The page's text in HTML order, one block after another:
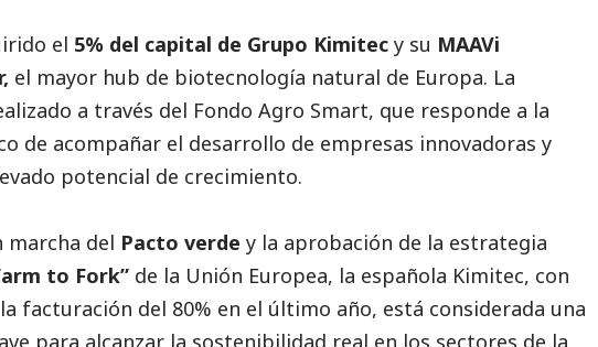
el 5% del capital de Grupo Kimitec y su MAAVi
el mayor hub de biotecnología natural de Europa. La
a través del Fondo Agro Smart, que responde a la
de acompañar el desarrollo de empresas innovadoras y
potencial de crecimiento.
marcha del Pacto verde y la aprobación de la estrategia
to Fork” de la Unión Europea, la española Kimitec, con
facturación del 80% en el último año, está considerada una